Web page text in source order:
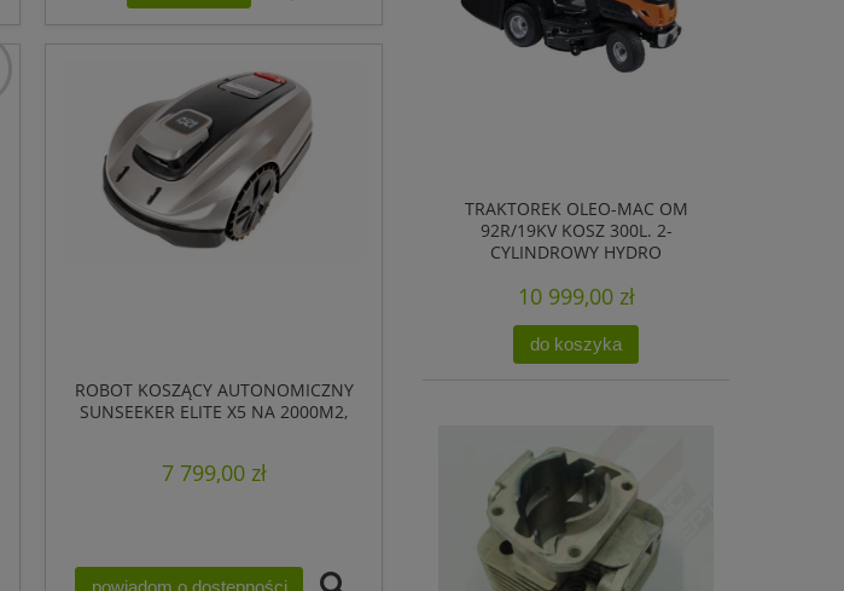
ROBOT KOSZĄCY AUTONOMICZNY
SUNSEEKER ELITE X5 NA 2000M2,
7 799,00 zł
powiadom o dostępności
TRAKTOREK OLEO-MAC OM
92R/19KV KOSZ 300L. 2-
CYLINDROWY HYDRO
10 999,00 zł
do koszyka